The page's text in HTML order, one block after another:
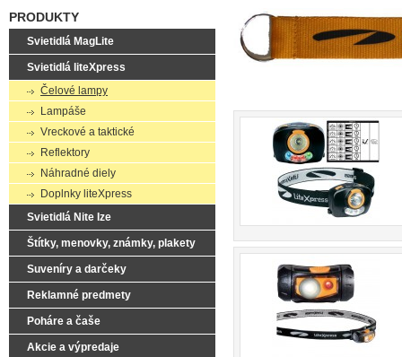
PRODUKTY
Svietidlá MagLite
Svietidlá liteXpress
Čelové lampy
Lampáše
Vreckové a taktické
Reflektory
Náhradné diely
Doplnky liteXpress
Svietidlá Nite Ize
Štítky, menovky, známky, plakety
Suveníry a darčeky
Reklamné predmety
Poháre a čaše
Akcie a výpredaje